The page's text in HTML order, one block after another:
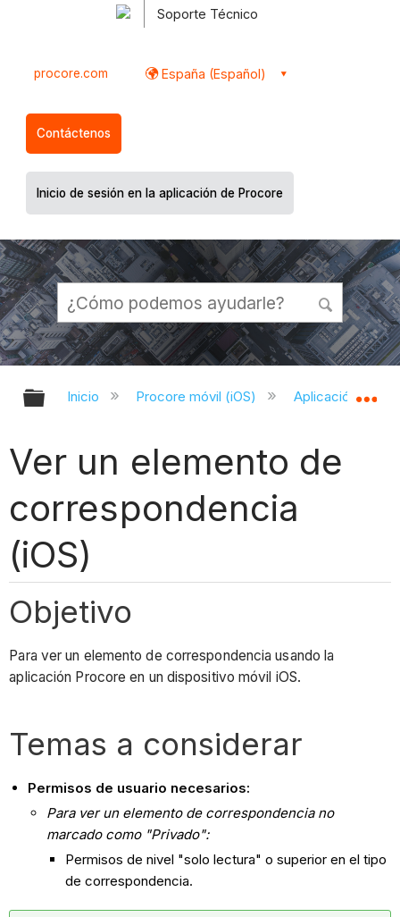
Soporte Técnico
procore.com España (Español)
Contáctenos
Inicio de sesión en la aplicación de Procore
Expandir/contraer jerarquía global
Inicio Procore móvil (iOS) Aplicación
Ver un elemento de
correspondencia
(iOS)
Objetivo
Para ver un elemento de correspondencia usando la
aplicación Procore en un dispositivo móvil iOS.
Temas a considerar
Permisos de usuario necesarios:
Para ver un elemento de correspondencia no
marcado como "Privado":
Permisos de nivel "solo lectura" o superior en el tipo
de correspondencia.